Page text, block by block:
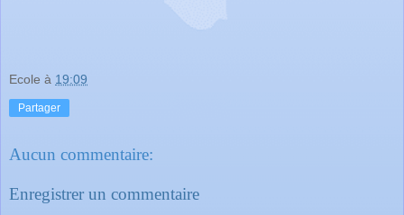
Ecole à 19:09
Partager
Aucun commentaire:
Enregistrer un commentaire